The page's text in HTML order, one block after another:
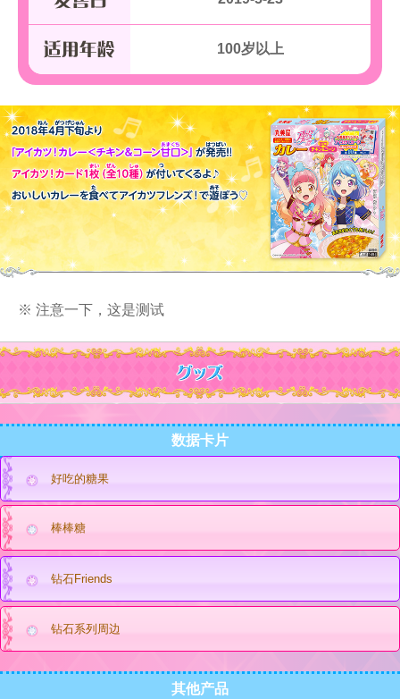
100岁以上
※ 注意一下，这是测试
数据卡片
好吃的糖果
棒棒糖
钻石Friends
钻石系列周边
其他产品